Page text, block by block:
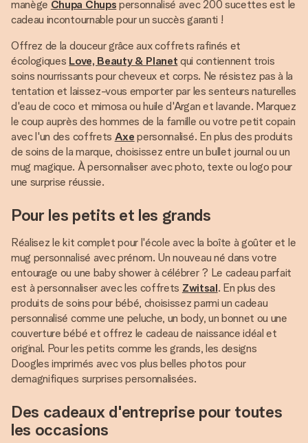
manège Chupa Chups personnalisé avec 200 sucettes est le
cadeau incontournable pour un succès garanti !
Offrez de la douceur grâce aux coffrets rafinés et
écologiques Love, Beauty & Planet qui contiennent trois
soins nourrissants pour cheveux et corps. Ne résistez pas à la
tentation et laissez-vous emporter par les senteurs naturelles
d'eau de coco et mimosa ou huile d'Argan et lavande. Marquez
le coup auprès des hommes de la famille ou votre petit copain
avec l'un des coffrets Axe personnalisé. En plus des produits
de soins de la marque, choisissez entre un bullet journal ou un
mug magique. À personnaliser avec photo, texte ou logo pour
une surprise réussie.
Pour les petits et les grands
Réalisez le kit complet pour l'école avec la boîte à goûter et le
mug personnalisé avec prénom. Un nouveau né dans votre
entourage ou une baby shower à célébrer ? Le cadeau parfait
est à personnaliser avec les coffrets Zwitsal. En plus des
produits de soins pour bébé, choisissez parmi un cadeau
personnalisé comme une peluche, un body, un bonnet ou une
couverture bébé et offrez le cadeau de naissance idéal et
original. Pour les petits comme les grands, les designs
Doogles imprimés avec vos plus belles photos pour
demagnifiques surprises personnalisées.
Des cadeaux d'entreprise pour toutes
les occasions